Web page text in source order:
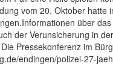
vom 20. Oktober hatte
über
der Verunsicherung in
Pressekonferenz im
endingen/polizei-27-